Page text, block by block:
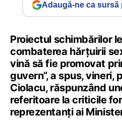
Adaugă-ne ca sursă
Proiectul schimbărilor
combaterea hărțuirii
vină să fie promovat
guvern”, a spus, vineri,
Ciolacu, răspunzând
referitoare la criticile
reprezentanți ai